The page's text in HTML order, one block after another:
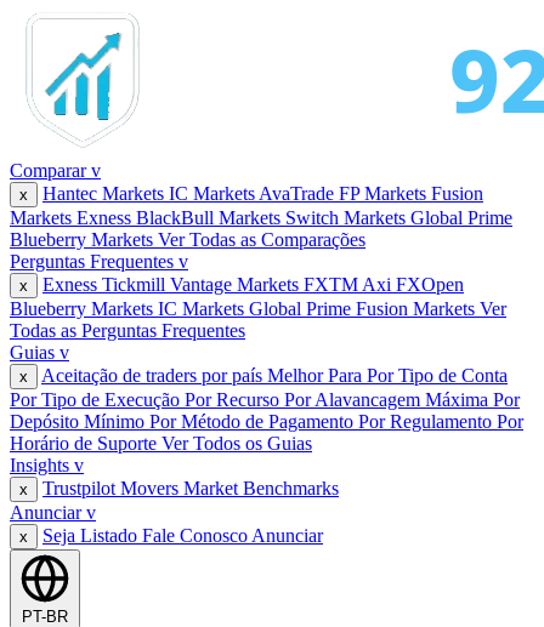
Compararv
x Hantec Markets IC Markets AvaTrade FP Markets Fusion
Markets Exness BlackBull Markets Switch Markets Global Prime
Blueberry Markets Ver Todas as Comparações
Perguntas Frequentes v
x Exness Tickmill Vantage Markets FXTM Axi FXOpen
Blueberry Markets IC Markets Global Prime Fusion Markets Ver
Todas as Perguntas Frequentes
Guias v
x Aceitação de traders por país Melhor Para Por Tipo de Conta
Por Tipo de Execução Por Recurso Por Alavancagem Máxima Por
Depósito Mínimo Por Método de Pagamento Por Regulamento Por
Horário de Suporte Ver Todos os Guias
Insights v
x Trustpilot Movers Market Benchmarks
Anunciarv
x Seja Listado Fale Conosco Anunciar
PT-BR